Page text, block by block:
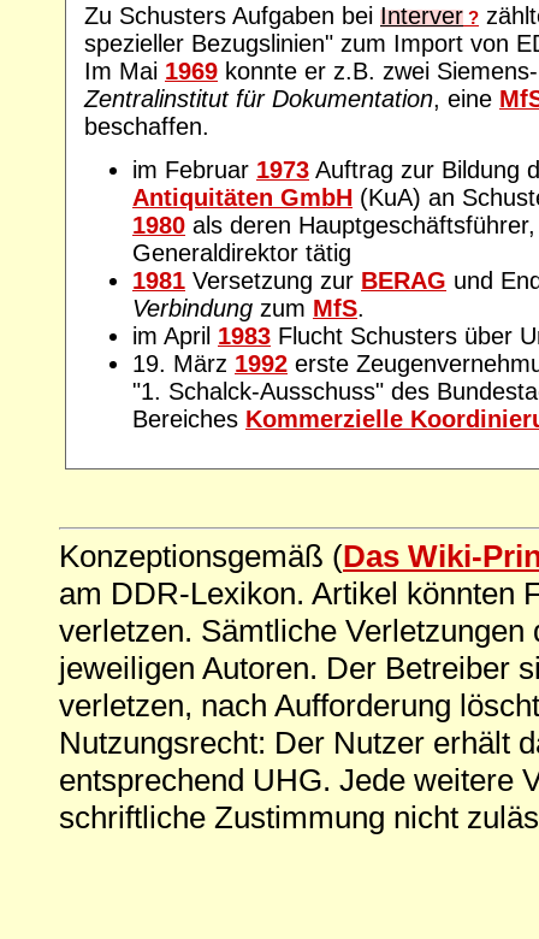
Zu Schusters Aufgaben bei Interver ?
spezieller Bezugslinien" zum Import von
Im Mai 1969 konnte er z.B. zwei
Zentralinstitut für Dokumentation, eine
beschaffen.
im Februar 1973 Auftrag zur Bildung
Antiquitäten GmbH (KuA) an
1980 als deren
Generaldirektor tätig
1981 Versetzung zur BERAG und
Verbindung zum MfS.
im April 1983 Flucht Schusters über
19. März 1992 erste
"1. Schalck-Ausschuss" des
Bereiches Kommerzielle
Konzeptionsgemäß (Das Wiki-
am DDR-Lexikon. Artikel könnten
verletzen. Sämtliche
jeweiligen Autoren. Der Betreiber
verletzen, nach Aufforderung
Nutzungsrecht: Der Nutzer erhält
entsprechend UHG. Jede weitere
schriftliche Zustimmung nicht